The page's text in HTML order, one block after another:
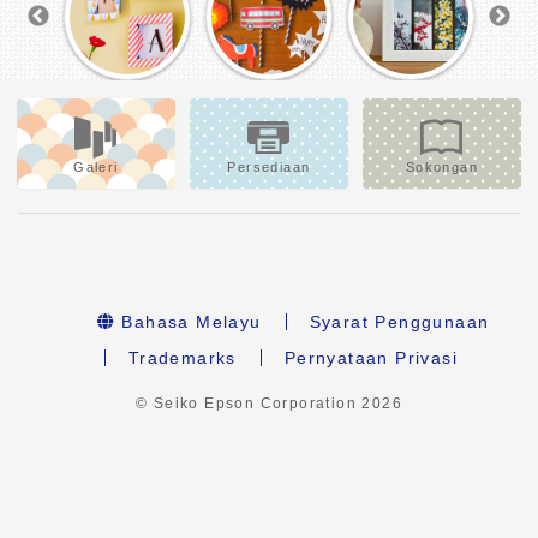
Galeri Persediaan Sokongan
Bahasa Melayu
Syarat Penggunaan
Trademarks
Pernyataan Privasi
© Seiko Epson Corporation2026